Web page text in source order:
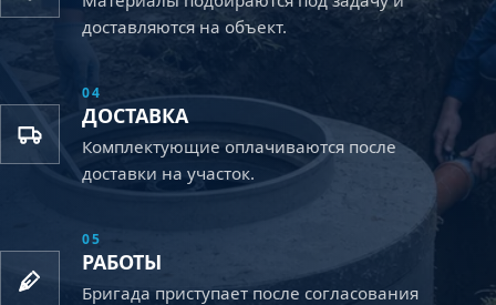
доставляются на объект.
04
ДОСТАВКА
Комплектующие оплачиваются после
доставки на участок.
05
РАБОТЫ
Бригада приступает после согласования